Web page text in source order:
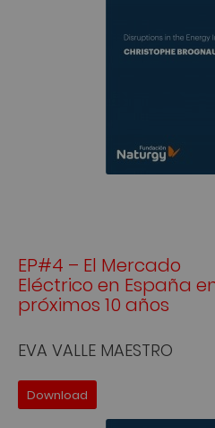
EP#4 – El Mercado
Eléctrico en España
próximos 10 años
EVA VALLE MAESTRO
Download